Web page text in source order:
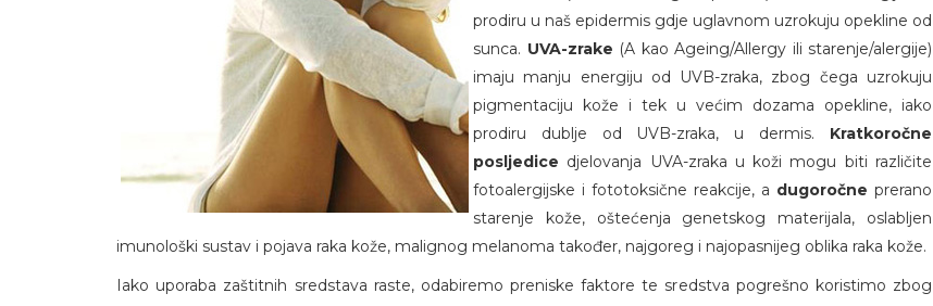
prodiru u naš epidermis gdje uglavnom uzrokuju opekline od
sunca. UVA-zrake (A kao Ageing/Allergy ili starenje/alergije)
imaju manju energiju od UVB-zraka, zbog čega uzrokuju
pigmentaciju kože i tek u većim dozama opekline, iako
prodiru dublje od UVB-zraka, u dermis. Kratkoročne
posljedice djelovanja UVA-zraka u koži mogu biti različite
fotoalergijske i fototoksične reakcije, a dugoročne prerano
starenje kože, oštećenja genetskog materijala, oslabljen
imunološki sustav i pojava raka kože, malignog melanoma također, najgoreg i najopasnijeg oblika raka kože.
Iako uporaba zaštitnih sredstava raste, odabiremo preniske faktore te sredstva pogrešno koristimo zbog